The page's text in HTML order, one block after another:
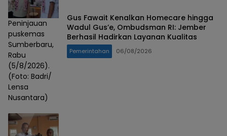
Peninjauan
puskemas
Sumberbaru,
Rabu
(5/8/2026).
(Foto: Badri/
Lensa
Nusantara)
Gus Fawait Kenalkan Homecare hingga
Wadul Gus’e, Ombudsman RI: Jember
Berhasil Hadirkan Layanan Kualitas
Pemerintahan 06/08/2026